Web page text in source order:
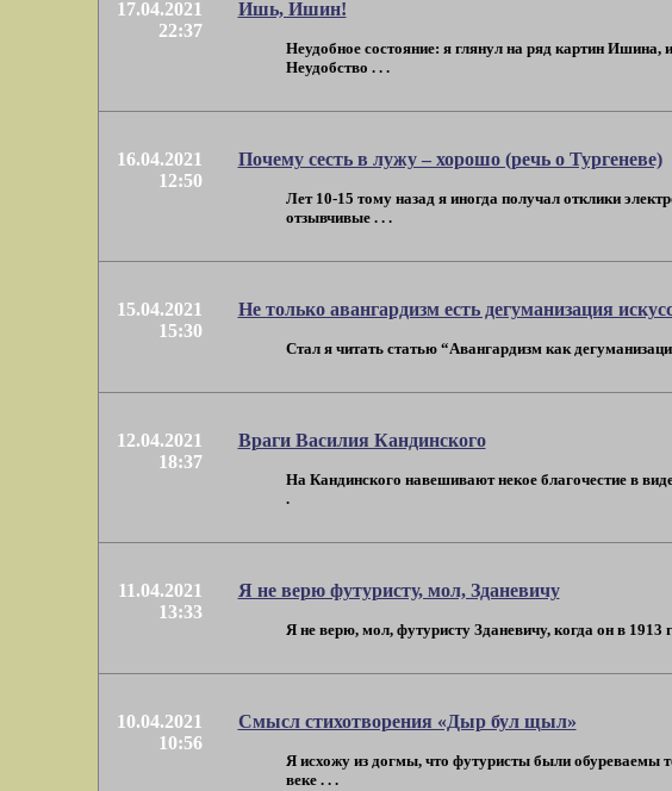
17.04.2021
22:37
Ишь, Ишин!
Неудобное состояние: я глянул на ряд картин
Неудобство . . .
16.04.2021
12:50
Почему сесть в лужу – хорошо (речь о Тургеневе)
Лет 10-15 тому назад я иногда получал отклики
отзывчивые . . .
15.04.2021
15:30
Не только авангардизм есть дегуманизация
Стал я читать статью “Авангардизм как
12.04.2021
18:37
Враги Василия Кандинского
На Кандинского навешивают некое благочестие в
.
11.04.2021
13:33
Я не верю футуристу, мол, Зданевичу
Я не верю, мол, футуристу Зданевичу, когда он в
10.04.2021
10:56
Смысл стихотворения «Дыр бул щыл»
Я исхожу из догмы, что футуристы были обуреваемы
веке . . .